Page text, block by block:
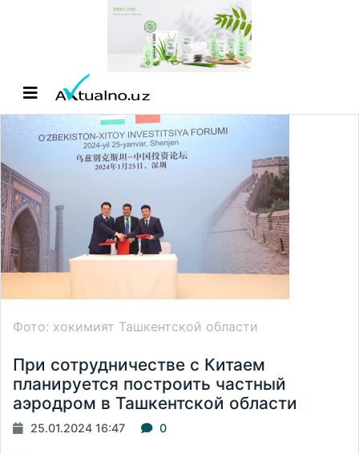
Фото: хокимият Ташкентской области
При сотрудничестве с Китаем
планируется построить частный
аэродром в Ташкентской области
25.01.2024 16:47 0